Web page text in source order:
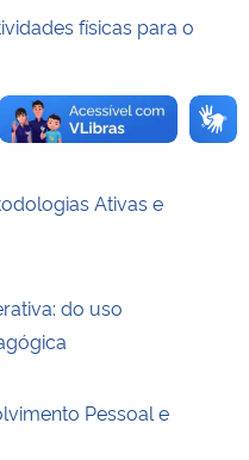
físicas para o
2026
Ativas e
do uso
Pessoal e